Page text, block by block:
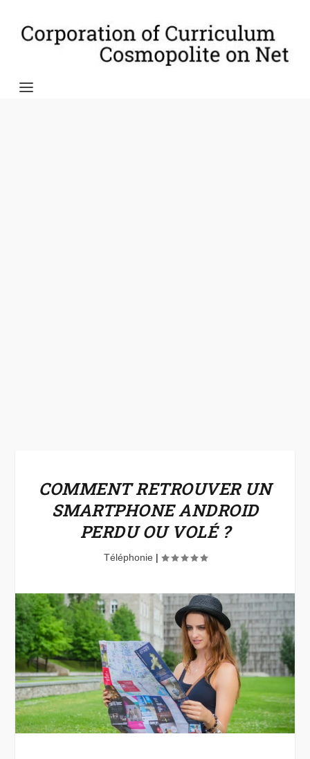
COMMENT RETROUVER UN
SMARTPHONE ANDROID
PERDU OU VOLÉ ?
Téléphonie |